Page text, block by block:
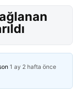
1 ay 2 hafta önce